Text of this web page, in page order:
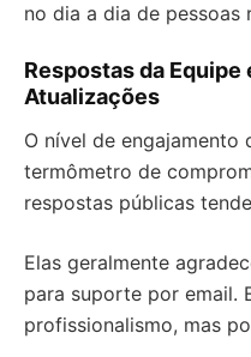
no dia a dia de pessoas
Respostas da Equipe
Atualizações
O nível de engajamento
termômetro de
respostas públicas
Elas geralmente
para suporte por email.
profissionalismo, mas